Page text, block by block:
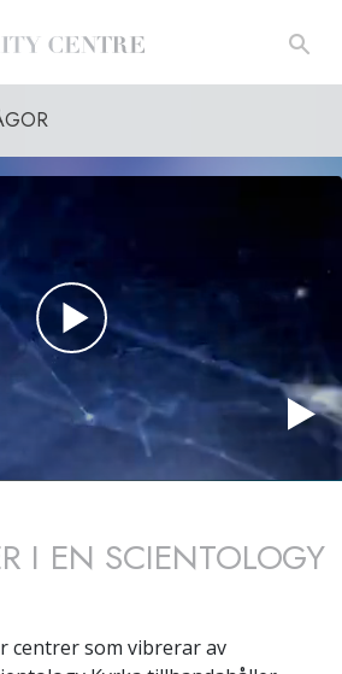
I EN SCIENTOLOGY
centrer som vibrerar av